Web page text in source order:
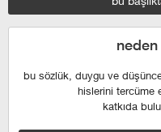
bu sözlük, duygu ve
hislerini tercüme
katkıda